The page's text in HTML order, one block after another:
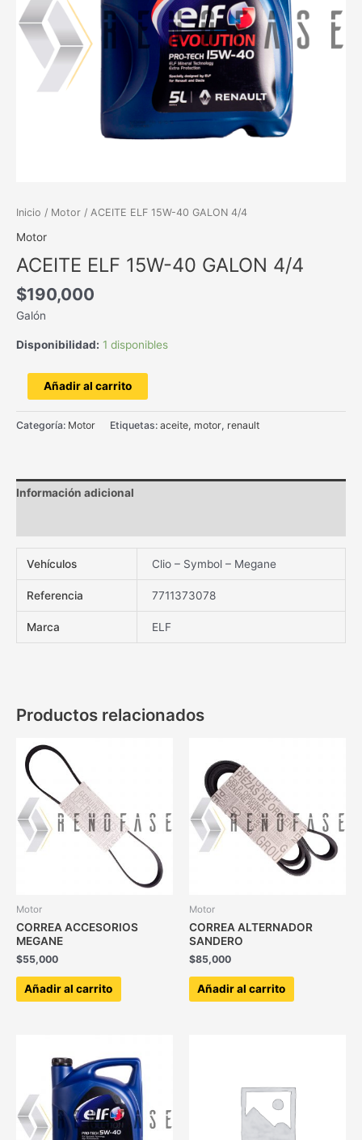
Inicio / Motor / ACEITE ELF 15W-40 GALON 4/4
Motor
ACEITE ELF 15W-40 GALON 4/4
$190,000
Galón
Disponibilidad: 1 disponibles
Añadir al carrito
Categoría: Motor Etiquetas: aceite, motor, renault
Información adicional
Vehículos Clio – Symbol – Megane
Referencia 7711373078
Marca ELF
Productos relacionados
Motor
CORREA ACCESORIOS
MEGANE
$55,000
Añadir al carrito
Motor
CORREA ALTERNADOR
SANDERO
$85,000
Añadir al carrito